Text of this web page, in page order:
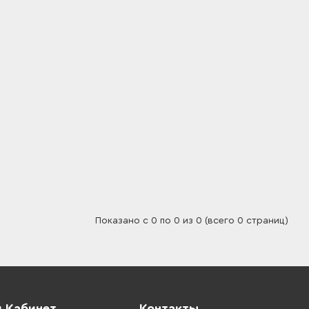
Показано с 0 по 0 из 0 (всего 0 страниц)